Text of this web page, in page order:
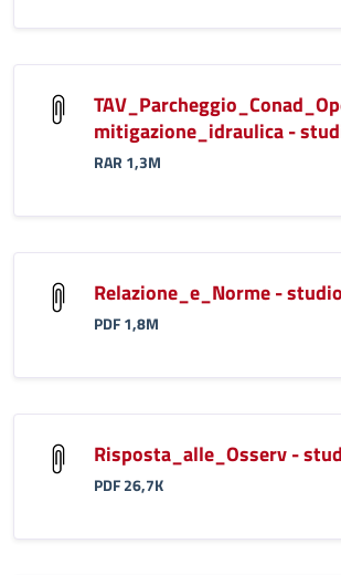
mitigazione_idraulica -
RAR 1,3M
Relazione_e_Norme -
PDF 1,8M
Risposta_alle_Osserv -
PDF 26,7K